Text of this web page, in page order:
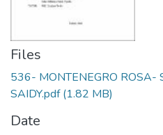
Files
536- MONTENEGRO ROSA-
SAIDY.pdf(1.82 MB)
Date